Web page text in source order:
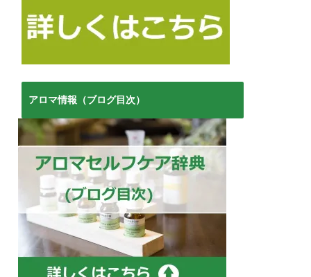
アロマ情報（ブログ目次）